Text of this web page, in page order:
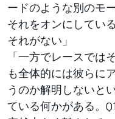
ードのような別のモ
それをオンにしてい
それがない」
「一方でレースでは
も全体的には彼らに
うのか解明しないと
ている何かがある。